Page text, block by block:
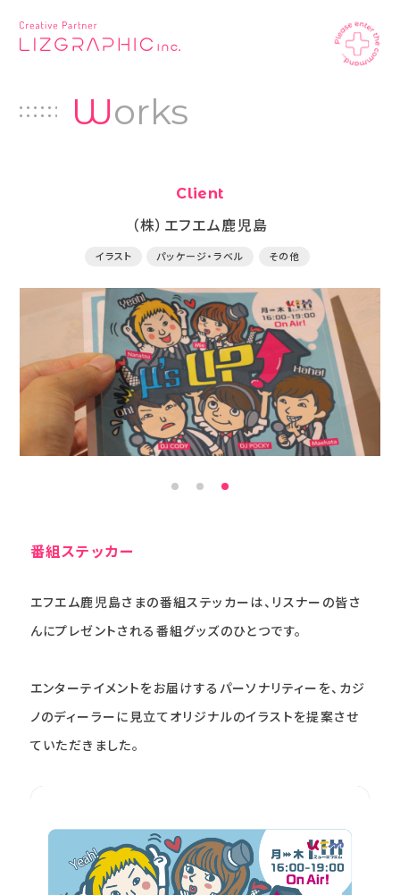
Works
Client
（株）エフエム鹿児島
イラスト パッケージ・ラベル その他
番組ステッカー
エフエム鹿児島さまの番組ステッカーは、リスナーの皆さ
んにプレゼントされる番組グッズのひとつです。
エンターテイメントをお届けするパーソナリティーを、カジ
ノのディーラーに見立てオリジナルのイラストを提案させ
ていただきました。